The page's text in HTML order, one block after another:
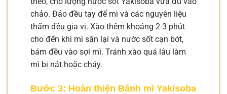
chảo. Đảo đều tay để mì và các nguyên liệu
thấm đều gia vị. Xào thêm khoảng 2-3 phút
cho đến khi mì săn lại và nước sốt cạn bớt,
bám đều vào sợi mì. Tránh xào quá lâu làm
mì bị nát hoặc cháy.
Bước 3: Hoàn thiện Bánh mì Yakisoba